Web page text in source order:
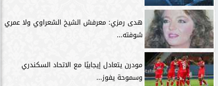
هدى رمزي: معرفش الشيخ الشعراوي ولا عمري
شوفته...
مودرن يتعادل إيجابيًا مع الاتحاد السكندري
وسموحة يفوز...